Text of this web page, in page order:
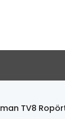
TV8